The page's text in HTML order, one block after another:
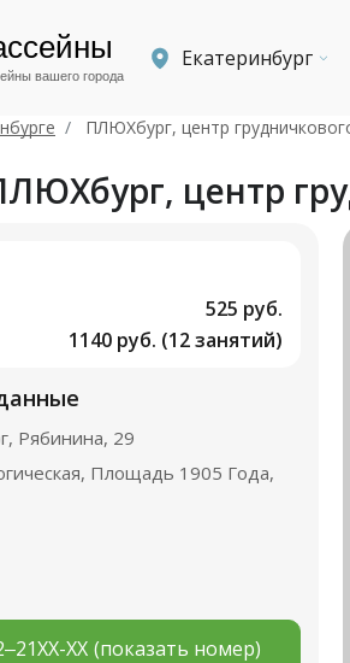
вашего города
Екатеринбург
ПЛЮХбург, центр
центр
525 руб.
1140 руб. (12 занятий)
Рябинина, 29
Площадь 1905 Года,
XX (показать номер)